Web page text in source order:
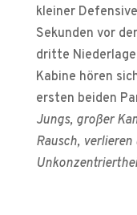
kleiner
Sekunden vor
dritte
Kabine hören
ersten beiden
Jungs, großer
Rausch,